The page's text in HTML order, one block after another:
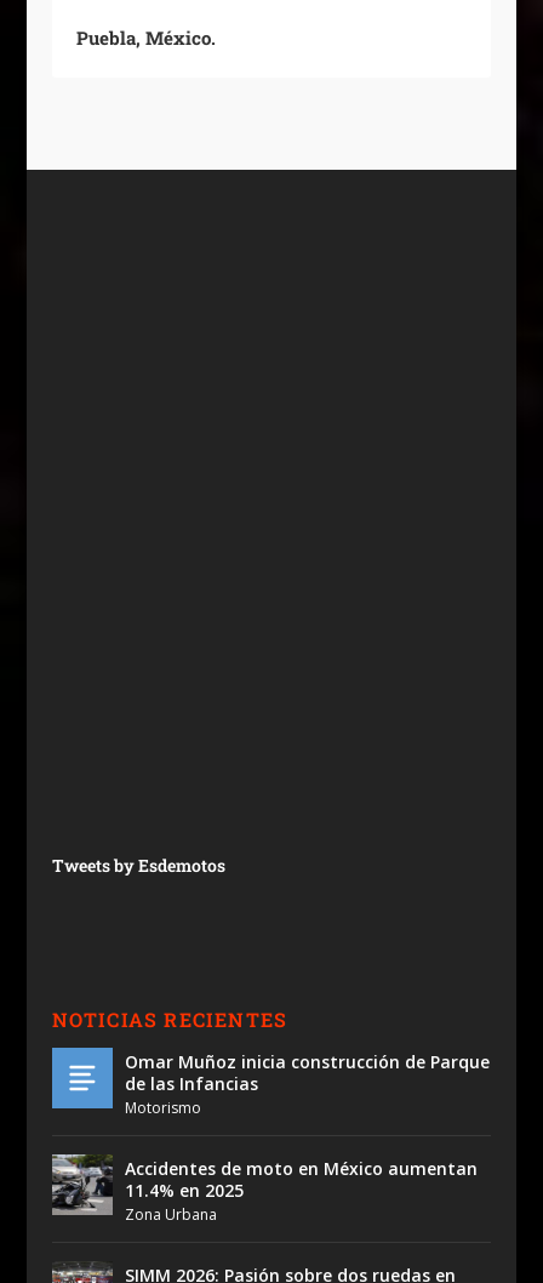
Puebla, México.
Tweets by Esdemotos
NOTICIAS RECIENTES
Omar Muñoz inicia construcción de Parque
de las Infancias
Motorismo
Accidentes de moto en México aumentan
11.4% en 2025
Zona Urbana
SIMM 2026: Pasión sobre dos ruedas en